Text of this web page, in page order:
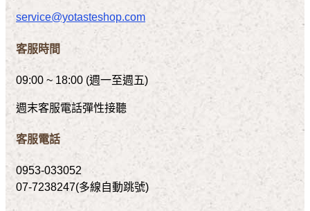
service@yotasteshop.com
客服時間
09:00 ~ 18:00 (週一至週五)
週末客服電話彈性接聽
客服電話
0953-033052
07-7238247(多線自動跳號)